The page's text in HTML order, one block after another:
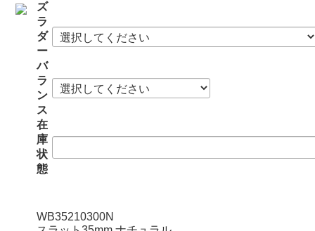
ズ
ラ
ダ
ー
バ
ラ
ン
ス
在
庫
状
態
WB35210300N